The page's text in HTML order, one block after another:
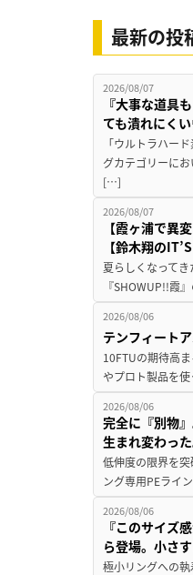
最新の投
2026/08/07
『大事な道具
ても潰れにく
「ウルトラハー
グカテゴリーに
[…]
2026/08/07
【霞ヶ浦で異
【鈴木翔の
夏らしくなって
『SHOWUP!!霞
2026/08/06
テンフィート
10FTUの期待高
やプロト製品を
2026/08/06
完全に『別物
生まれ変わった
低伸度の限界を
ング専用PEライ
2026/08/06
『このサイズ
ら登場。小さ
極小リングへの